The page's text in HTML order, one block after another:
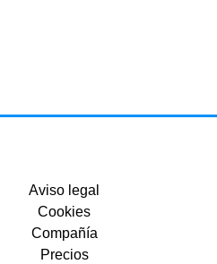
Aviso legal
Cookies
Compañía
Precios